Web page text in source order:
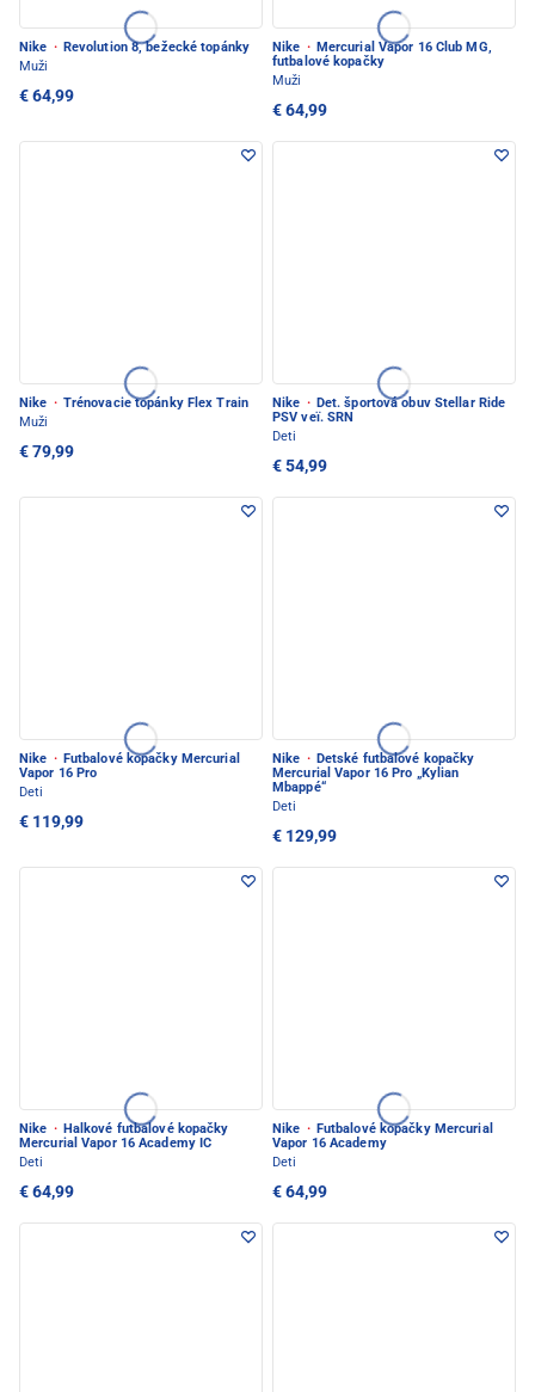
Nike · Revolution 8, bežecké topánky
Muži
€ 64,99
Nike · Mercurial Vapor 16 Club MG,
futbalové kopačky
Muži
€ 64,99
Nike · Trénovacie topánky Flex Train
Muži
€ 79,99
Nike · Det. športová obuv Stellar Ride
PSV veï. SRN
Deti
€ 54,99
Nike · Futbalové kopačky Mercurial
Vapor 16 Pro
Deti
€ 119,99
Nike · Detské futbalové kopačky
Mercurial Vapor 16 Pro „Kylian
Mbappé“
Deti
€ 129,99
Nike · Halkové futbalové kopačky
Mercurial Vapor 16 Academy IC
Deti
€ 64,99
Nike · Futbalové kopačky Mercurial
Vapor 16 Academy
Deti
€ 64,99